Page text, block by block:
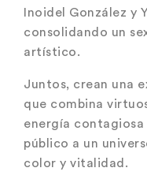
Inoidel González y
consolidando un
artístico.
Juntos, crean una
que combina
energía contagiosa
público a un
color y vitalidad.